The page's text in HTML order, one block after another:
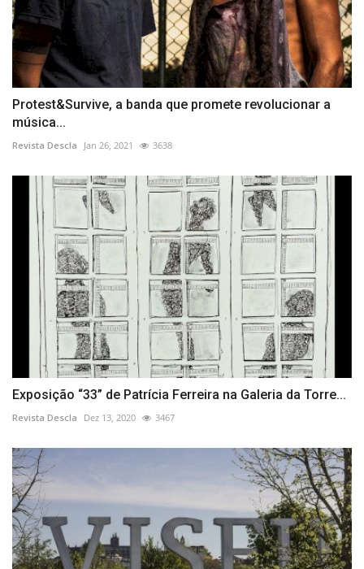
Protest&Survive, a banda que promete revolucionar a
música...
Revista Descla Jan 26, 2021 3638
Exposição “33” de Patrícia Ferreira na Galeria da Torre...
Revista Descla Dez 13, 2020 3467